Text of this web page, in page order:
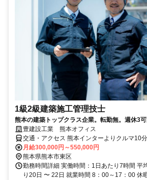
1級2級建築施工管理技士
熊本の建築トップクラス企業。転勤無。週休3
豊建設工業 熊本オフィス
交通・アクセス 熊本インターよりクルマ10分
月給300,000円～550,000円
熊本県熊本市東区
勤務時間詳細 実働時間：1日あたり7時間 平
り20日 〜 22日 就業時間 8：00～17：00 休